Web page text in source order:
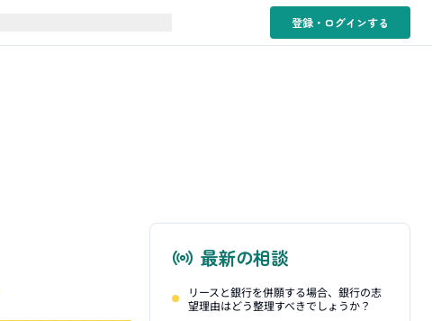
登録・ログインする
最新の相談
リースと銀行を併願する場合、銀行の志
望理由はどう整理すべきでしょうか？